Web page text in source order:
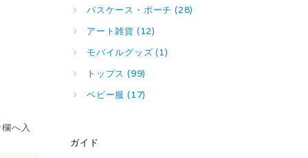
へ入
パスケース・ポーチ (28)
アート雑貨 (12)
モバイルグッズ (1)
トップス (99)
ベビー服 (17)
ガイド